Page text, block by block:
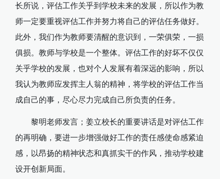
长所说，评估工作关乎到学校未来的发展，所以作为教
师一定要重视评估工作并努力将自己的评估任务做好。
此外，我们作为教师要清醒的意识到，一荣俱荣，一损
俱损。教师与学校是一个整体。评估工作的好坏不仅仅
关乎学校的发展，也对个人发展有着深远的影响，所以
我认为教师应发挥主人翁的精神，将学校的评估工作当
成自己的事，尽心尽力完成自己所负责的任务。
黎明老师发言；姜立校长的重要讲话是对评估工作
的再明确，要进一步增强做好工作的责任感使命感紧迫
感，以昂扬的精神状态和真抓实干的作风，推动学校建
设开创新局面。